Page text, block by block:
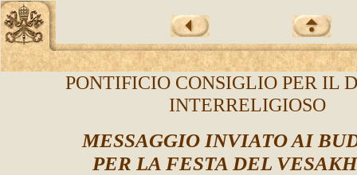
PONTIFICIO CONSIGLIO PER IL
INTERRELIGIOSO
MESSAGGIO INVIATO AI
PER LA FESTA DEL